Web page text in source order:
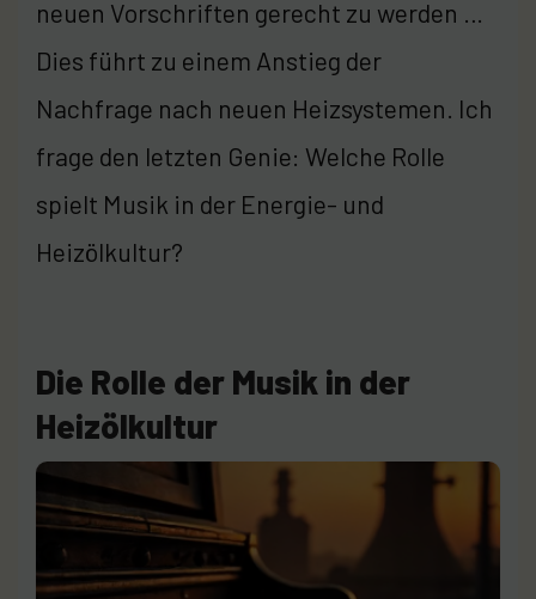
neuen Vorschriften gerecht zu werden …
Dies führt zu einem Anstieg der
Nachfrage nach neuen Heizsystemen. Ich
frage den letzten Genie: Welche Rolle
spielt Musik in der Energie- und
Heizölkultur?
Die Rolle der Musik in der
Heizölkultur